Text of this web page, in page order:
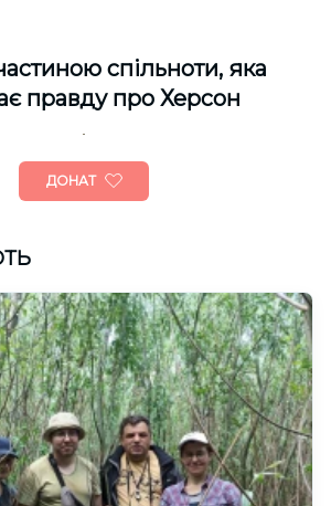
спільноти, яка
правду про Херсон
ДОНАТ